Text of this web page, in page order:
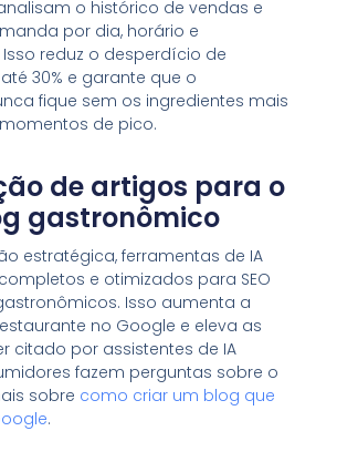
o histórico de vendas e
por dia, horário e
reduz o desperdício de
30% e garante que o
fique sem os ingredientes mais
de pico.
de artigos para o
gastronômico
estratégica, ferramentas de IA
e otimizados para SEO
Isso aumenta a
no Google e eleva as
citado por assistentes de IA
fazem perguntas sobre o
sobre como criar um blog que
.